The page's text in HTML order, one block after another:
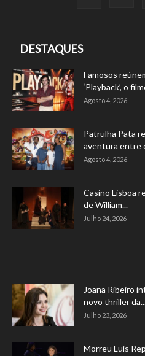
DESTAQUES
Famosos
‘Playback’, o
Agosto 4, 2026
Patrulha Pata
aventura entre
Agosto 4, 2026
Casino Lisboa
de William...
Julho 24, 2026
Joana Ribeiro
novo thriller
Julho 23, 2026
Morreu Luís